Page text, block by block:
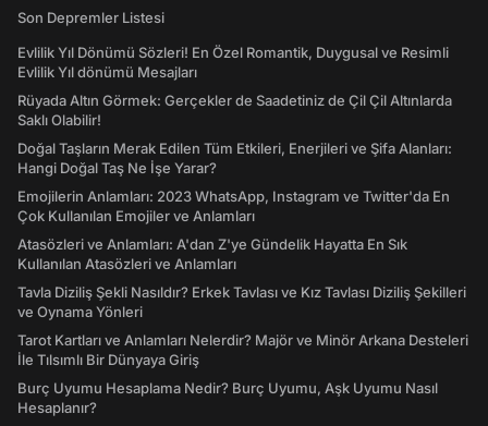
Son Depremler Listesi
Evlilik Yıl Dönümü Sözleri! En Özel Romantik, Duygusal ve Resimli
Evlilik Yıl dönümü Mesajları
Rüyada Altın Görmek: Gerçekler de Saadetiniz de Çil Çil Altınlarda
Saklı Olabilir!
Doğal Taşların Merak Edilen Tüm Etkileri, Enerjileri ve Şifa Alanları:
Hangi Doğal Taş Ne İşe Yarar?
Emojilerin Anlamları: 2023 WhatsApp, Instagram ve Twitter'da En
Çok Kullanılan Emojiler ve Anlamları
Atasözleri ve Anlamları: A'dan Z'ye Gündelik Hayatta En Sık
Kullanılan Atasözleri ve Anlamları
Tavla Diziliş Şekli Nasıldır? Erkek Tavlası ve Kız Tavlası Diziliş Şekilleri
ve Oynama Yönleri
Tarot Kartları ve Anlamları Nelerdir? Majör ve Minör Arkana Desteleri
İle Tılsımlı Bir Dünyaya Giriş
Burç Uyumu Hesaplama Nedir? Burç Uyumu, Aşk Uyumu Nasıl
Hesaplanır?